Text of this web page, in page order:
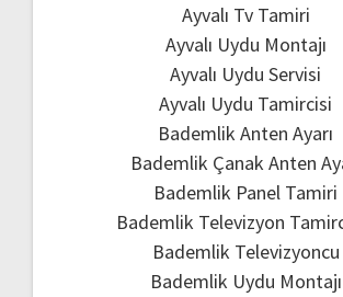
Ayvalı Tv Tamiri
Ayvalı Uydu Montajı
Ayvalı Uydu Servisi
Ayvalı Uydu Tamircisi
Bademlik Anten Ayarı
Bademlik Çanak Anten
Bademlik Panel Tamiri
Bademlik Televizyon
Bademlik Televizyoncu
Bademlik Uydu Montajı